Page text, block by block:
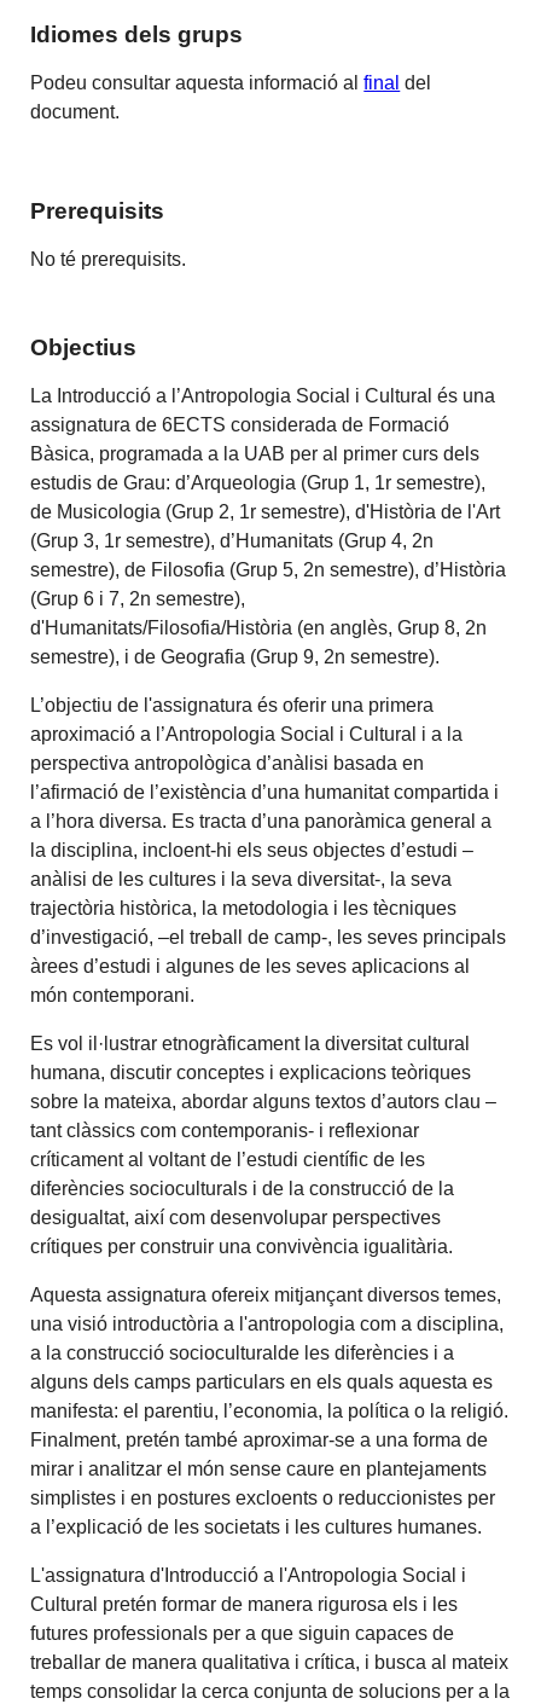
Idiomes dels grups
Podeu consultar aquesta informació alfinal del
document.
Prerequisits
No té prerequisits.
Objectius
La Introducció a l’Antropologia Social i Cultural és una
assignatura de 6ECTS considerada de Formació
Bàsica, programada a la UAB per al primer curs dels
estudis de Grau: d’Arqueologia (Grup 1, 1r semestre),
de Musicologia (Grup 2, 1r semestre), d'Història de l'Art
(Grup 3, 1r semestre), d’Humanitats (Grup 4, 2n
semestre), de Filosofia (Grup 5, 2n semestre), d’Història
(Grup 6 i 7, 2n semestre),
d'Humanitats/Filosofia/Història (en anglès, Grup 8, 2n
semestre), i de Geografia (Grup 9, 2n semestre).
L’objectiu de l'assignatura és oferir una primera
aproximació a l’Antropologia Social i Cultural i a la
perspectiva antropològica d’anàlisi basada en
l’afirmació de l’existència d’una humanitat compartida i
a l’hora diversa. Es tracta d’una panoràmica general a
la disciplina, incloent-hi els seus objectes d’estudi –
anàlisi de les cultures i la seva diversitat-, la seva
trajectòria històrica, la metodologia i les tècniques
d’investigació, –el treball de camp-, les seves principals
àrees d’estudi i algunes de les seves aplicacions al
món contemporani.
Es vol il·lustrar etnogràficament la diversitat cultural
humana, discutir conceptes i explicacions teòriques
sobre la mateixa, abordar alguns textos d’autors clau –
tant clàssics com contemporanis- i reflexionar
críticament al voltant de l’estudi científic de les
diferències socioculturals i de la construcció de la
desigualtat, així com desenvolupar perspectives
crítiques per construir una convivència igualitària.
Aquesta assignatura ofereix mitjançant diversos temes,
una visió introductòria a l'antropologia com a disciplina,
a la construcció socioculturalde les diferències i a
alguns dels camps particulars en els quals aquesta es
manifesta: el parentiu, l’economia, la política o la religió.
Finalment, pretén també aproximar-se a una forma de
mirar i analitzar el món sense caure en plantejaments
simplistes i en postures excloents o reduccionistes per
a l’explicació de les societats i les cultures humanes.
L'assignatura d'Introducció a l'Antropologia Social i
Cultural pretén formar de manera rigurosa els i les
futures professionals per a que siguin capaces de
treballar de manera qualitativa i crítica, i busca al mateix
temps consolidar la cerca conjunta de solucions per a la